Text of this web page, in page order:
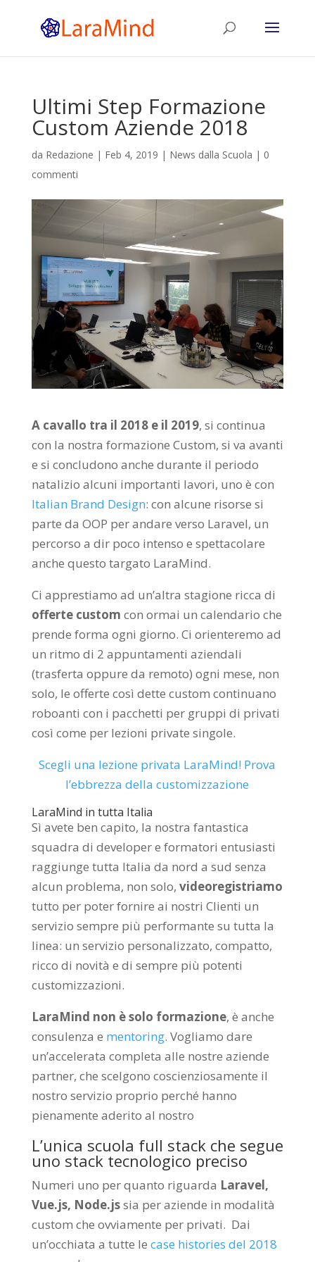
Ultimi Step Formazione
Custom Aziende 2018
da Redazione | Feb 4, 2019 | News dalla Scuola | 0
commenti
A cavallo tra il 2018 e il 2019, si continua
con la nostra formazione Custom, si va avanti
e si concludono anche durante il periodo
natalizio alcuni importanti lavori, uno è con
Italian Brand Design: con alcune risorse si
parte da OOP per andare verso Laravel, un
percorso a dir poco intenso e spettacolare
anche questo targato LaraMind.
Ci apprestiamo ad un’altra stagione ricca di
offerte custom con ormai un calendario che
prende forma ogni giorno. Ci orienteremo ad
un ritmo di 2 appuntamenti aziendali
(trasferta oppure da remoto) ogni mese, non
solo, le offerte così dette custom continuano
roboanti con i pacchetti per gruppi di privati
così come per lezioni private singole.
Scegli una lezione privata LaraMind! Prova
l’ebbrezza della customizzazione
LaraMind in tutta Italia
Sì avete ben capito, la nostra fantastica
squadra di developer e formatori entusiasti
raggiunge tutta Italia da nord a sud senza
alcun problema, non solo, videoregistriamo
tutto per poter fornire ai nostri Clienti un
servizio sempre più performante su tutta la
linea: un servizio personalizzato, compatto,
ricco di novità e di sempre più potenti
customizzazioni.
LaraMind non è solo formazione, è anche
consulenza e mentoring. Vogliamo dare
un’accelerata completa alle nostre aziende
partner, che scelgono coscienziosamente il
nostro servizio proprio perché hanno
pienamente aderito al nostro
L’unica scuola full stack che segue
uno stack tecnologico preciso
Numeri uno per quanto riguarda Laravel,
Vue.js, Node.jssia per aziende in modalità
custom che ovviamente per privati. Dai
un’occhiata a tutte le case histories del 2018